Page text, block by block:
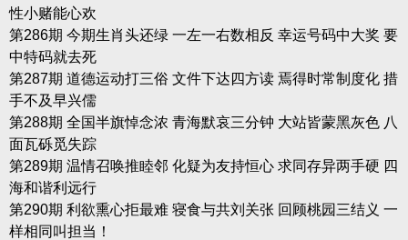
性小赌能心欢
第286期 今期生肖头还绿 一左一右数相反 幸运号码中大奖 要
中特码就去死
第287期 道德运动打三俗 文件下达四方读 焉得时常制度化 措
手不及早兴儒
第288期 全国半旗悼念浓 青海默哀三分钟 大站皆蒙黑灰色 八
面瓦砾觅失踪
第289期 温情召唤推睦邻 化疑为友持恒心 求同存异两手硬 四
海和谐利远行
第290期 利欲熏心拒最难 寝食与共刘关张 回顾桃园三结义 一
样相同叫担当！